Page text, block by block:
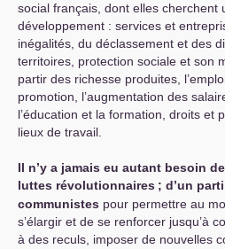
social français, dont elles cherchent
développement : services et
inégalités, du déclassement et des
territoires, protection sociale et son
partir des richesse produites,
promotion, l’augmentation des
l’éducation et la formation, droits et
lieux de travail.
Il n’y a jamais eu autant besoin
luttes révolutionnaires ; d’un
communistes pour permettre au
s’élargir et de se renforcer jusqu’à
à des reculs, imposer de nouvelles